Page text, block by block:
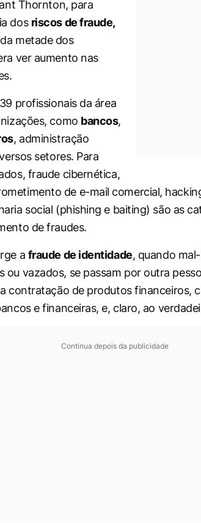
Thornton, para
dos riscos de fraude,
metade dos
ver aumento nas
profissionais da área
como bancos,
, administração
setores. Para
fraude cibernética,
de e-mail comercial,
social (phishing e baiting) são as
de fraudes.
a fraude de identidade, quando
ou vazados, se passam por outra
contratação de produtos financeiros,
e financeiras, e, claro, ao
Continua depois da publicidade